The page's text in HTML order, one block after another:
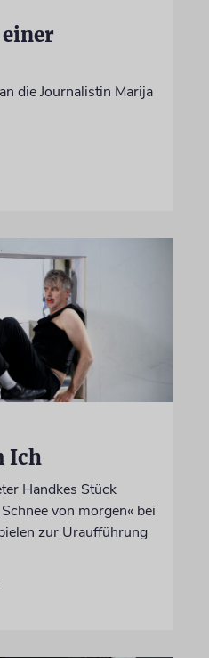
die Journalistin Marija
Ich
Handkes Stück
von morgen« bei
zur Uraufführung